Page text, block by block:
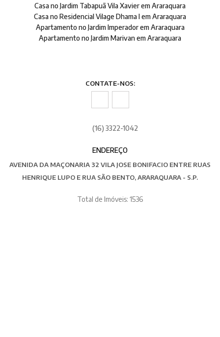
Casa no Jardim Tabapuã Vila Xavier em Araraquara
Casa no Residencial Vilage Dhama I em Araraquara
Apartamento no Jardim Imperador em Araraquara
Apartamento no Jardim Marivan em Araraquara
CONTATE-NOS:
(16) 3322-1042
ENDEREÇO
AVENIDA DA MAÇONARIA 32 VILA JOSE BONIFACIO ENTRE RUAS
HENRIQUE LUPO E RUA SÃO BENTO, ARARAQUARA - S.P.
Total de Imóveis: 1536